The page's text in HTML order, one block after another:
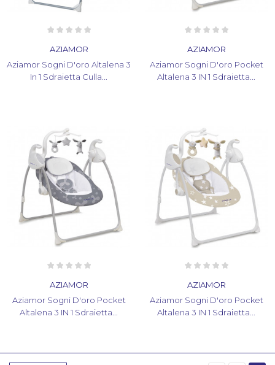
AZIAMOR
Aziamor Sogni D'oro Altalena 3
In 1 Sdraietta Culla...
AZIAMOR
Aziamor Sogni D'oro Pocket
Altalena 3 IN 1 Sdraietta...
AZIAMOR
Aziamor Sogni D'oro Pocket
Altalena 3 IN 1 Sdraietta...
AZIAMOR
Aziamor Sogni D'oro Pocket
Altalena 3 IN 1 Sdraietta...